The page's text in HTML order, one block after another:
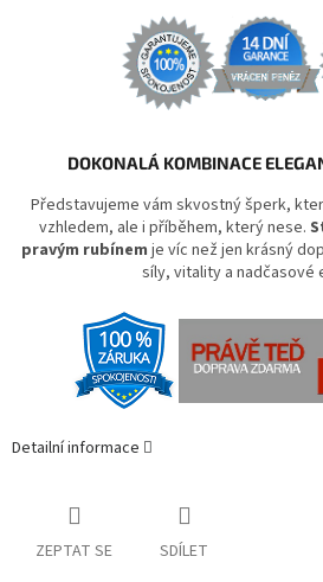
DOKONALÁ KOMBINACE
Představujeme vám skvostný šperk,
vzhledem, ale i příběhem, který nese.
pravým rubínem je víc než jen krásný
síly, vitality a nadčasové
Detailní informace
ZEPTAT SE SDÍLET